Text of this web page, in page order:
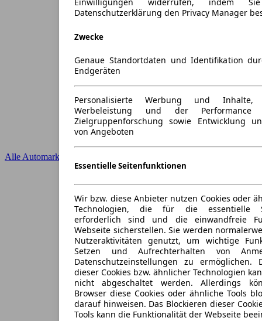
Alle Automarken
Einwilligungen widerrufen, indem
Datenschutzerklärung den Privacy Manager
Zwecke
Genaue Standortdaten und Identifikation
Endgeräten
Personalisierte Werbung und Inhalte,
Werbeleistung und der
Zielgruppenforschung sowie Entwicklung
von Angeboten
Essentielle Seitenfunktionen
Wir bzw. diese Anbieter nutzen Cookies oder
Technologien, die für die essentielle
erforderlich sind und die einwandfreie
Webseite sicherstellen. Sie werden
Nutzeraktivitäten genutzt, um wichtige
Setzen und Aufrechterhalten von
Datenschutzeinstellungen zu ermöglichen.
dieser Cookies bzw. ähnlicher Technologien
nicht abgeschaltet werden. Allerdings
Browser diese Cookies oder ähnliche Tools
darauf hinweisen. Das Blockieren dieser
Tools kann die Funktionalität der Webseite